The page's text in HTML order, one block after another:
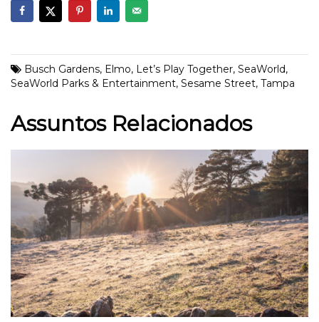
Busch Gardens, Elmo, Let’s Play Together, SeaWorld,
SeaWorld Parks & Entertainment, Sesame Street, Tampa
Assuntos Relacionados